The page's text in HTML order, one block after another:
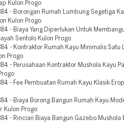
Kulon Progo
- Borongan Rumah Lumbung Segetiga
Kulon Progo
- Biaya Yang Diperlukan Untuk
Sentolo Kulon Progo
- Kontraktor Rumah Kayu Minimalis Satu
Progo
- Perusahaan Kontraktor Mushola Kayu
- Fee Pembuatan Rumah Kayu Klasik
- Biaya Borong Bangun Rumah Kayu
Kulon Progo
- Rincian Biaya Bangun Gazebo Mushola